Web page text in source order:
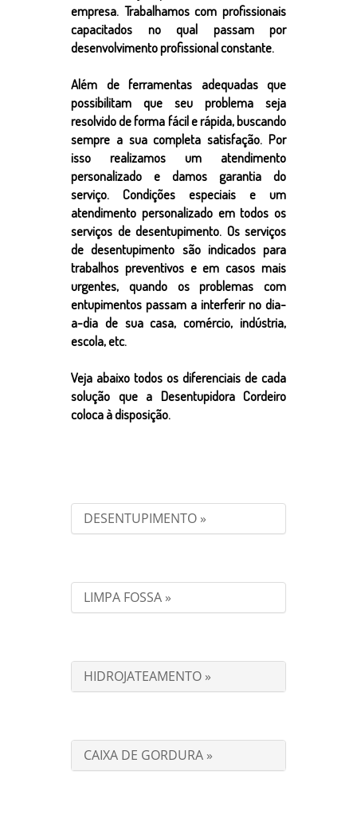
empresa. Trabalhamos com profissionais
capacitados no qual passam por
desenvolvimento profissional constante.
Além de ferramentas adequadas que
possibilitam que seu problema seja
resolvido de forma fácil e rápida, buscando
sempre a sua completa satisfação. Por
isso realizamos um atendimento
personalizado e damos garantia do
serviço. Condições especiais e um
atendimento personalizado em todos os
serviços de desentupimento. Os serviços
de desentupimento são indicados para
trabalhos preventivos e em casos mais
urgentes, quando os problemas com
entupimentos passam a interferir no dia-
a-dia de sua casa, comércio, indústria,
escola, etc.
Veja abaixo todos os diferenciais de cada
solução que a Desentupidora Cordeiro
coloca à disposição.
DESENTUPIMENTO »
LIMPA FOSSA »
HIDROJATEAMENTO »
CAIXA DE GORDURA »